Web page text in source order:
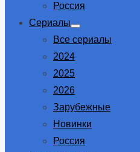
Россия
Сериалы
Show
sub
Все сериалы
2024
2025
2026
Зарубежные
Новинки
Россия